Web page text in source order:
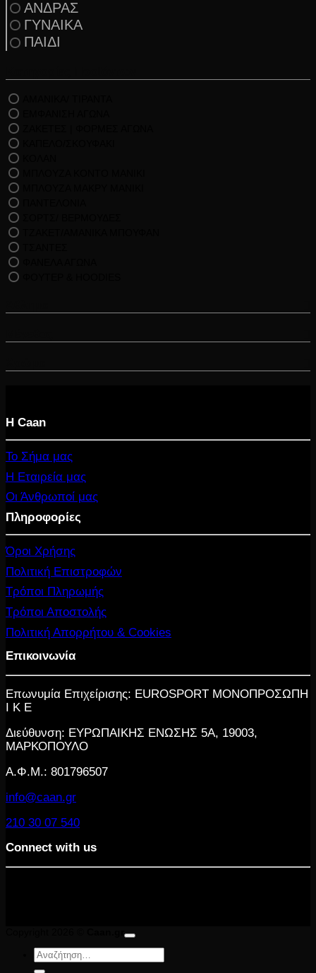
ΑΝΔΡΑΣ
ΓΥΝΑΙΚΑ
ΠΑΙΔΙ
Η Caan
Το Σήμα μας
Η Εταιρεία μας
Οι Άνθρωποί μας
Πληροφορίες
Όροι Χρήσης
Πολιτική Επιστροφών
Τρόποι Πληρωμής
Τρόποι Αποστολής
Πολιτική Απορρήτου & Cookies
Επικοινωνία
Επωνυμία Επιχείρισης: EUROSPORT ΜΟΝΟΠΡΟΣΩΠΗ
Ι Κ Ε
Διεύθυνση: ΕΥΡΩΠΑΙΚΗΣ ΕΝΩΣΗΣ 5Α, 19003,
ΜΑΡΚΟΠΟΥΛΟ
Α.Φ.Μ.: 801796507
info@caan.gr
210 30 07 540
Connect with us
Αναζήτηση
για: